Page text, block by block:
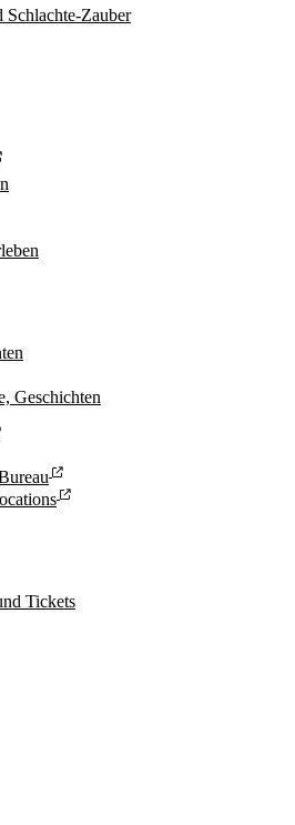
Schlachte-Zauber
Geschichten
Tickets